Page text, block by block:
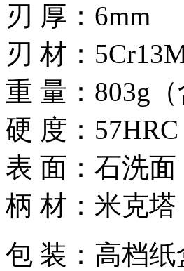
刃 厚：6mm
刃 材：
重 量：803g（
硬 度：57HRC
表 面：石洗面
柄 材：米克塔
包 装：高档纸